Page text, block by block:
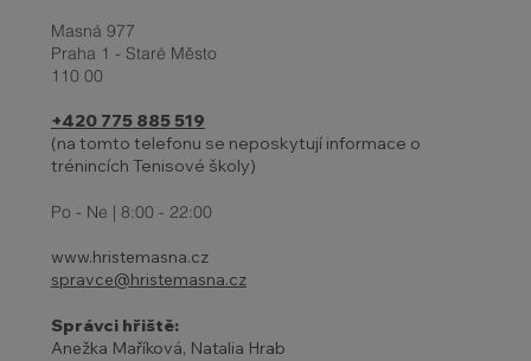
Masná 977
Praha 1 - Staré Město
110 00
+420 775 885 519
(na tomto telefonu se neposkytují informace o
trénincích Tenisové školy)
Po - Ne | 8:00 - 22:00
www.hristemasna.cz
spravce@hristemasna.cz
Správci hřiště:
Anežka Maříková, Natalia Hrab